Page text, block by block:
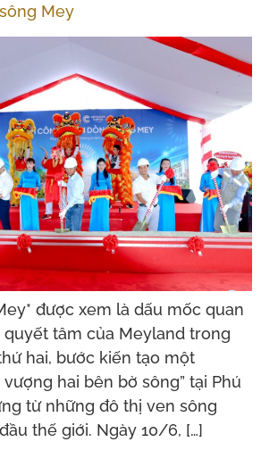
Mey
được xem là dấu mốc quan
tâm của Meyland trong
hai, bước kiến tạo một
hai bên bờ sông” tại Phú
từ những đô thị ven sông
thế giới. Ngày 10/6, […]